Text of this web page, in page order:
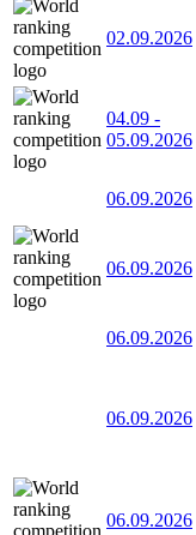
02.09.2026
04.09 -
05.09.2026
06.09.2026
06.09.2026
06.09.2026
06.09.2026
06.09.2026